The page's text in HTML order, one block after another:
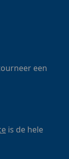
een
is de hele